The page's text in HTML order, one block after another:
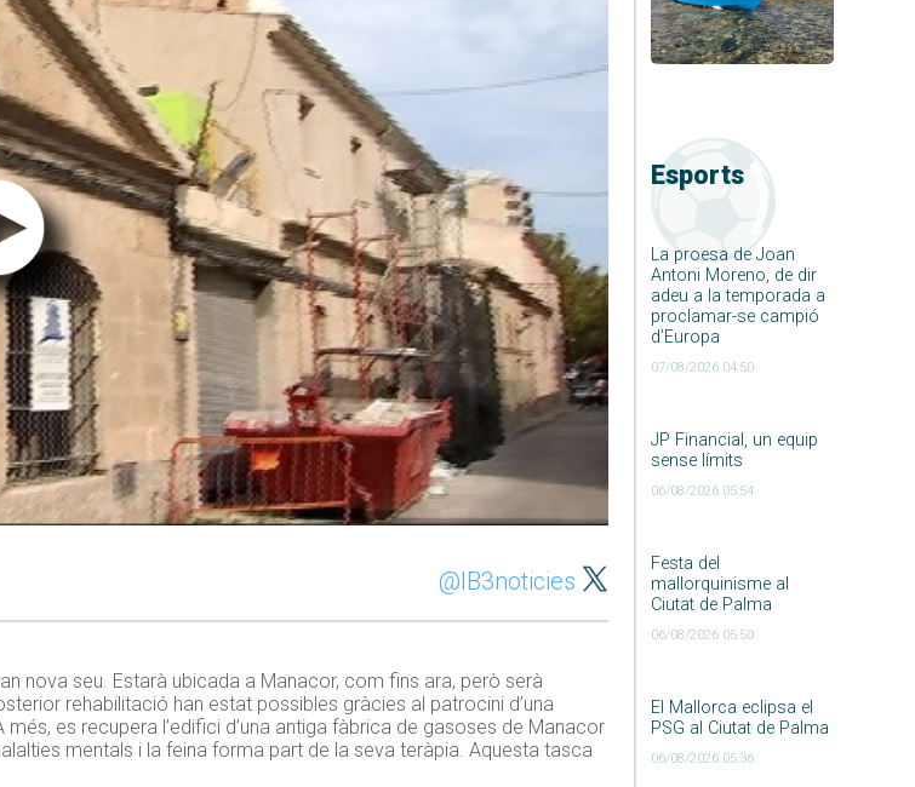
Esports
La proesa de Joan
Antoni Moreno, de dir
adeu a la temporada a
proclamar-se campió
d’Europa
07/08/2026 04:50
JP Financial, un equip
sense límits
06/08/2026 05:54
Festa del
mallorquinisme al
Ciutat de Palma
06/08/2026 05:50
El Mallorca eclipsa el
PSG al Ciutat de Palma
06/08/2026 05:36
@IB3noticies
nova seu. Estarà ubicada a Manacor, com fins ara, però serà
rehabilitació han estat possibles gràcies al patrocini d’una
es recupera l’edifici d’una antiga fàbrica de gasoses de Manacor
mentals i la feina forma part de la seva teràpia. Aquesta tasca